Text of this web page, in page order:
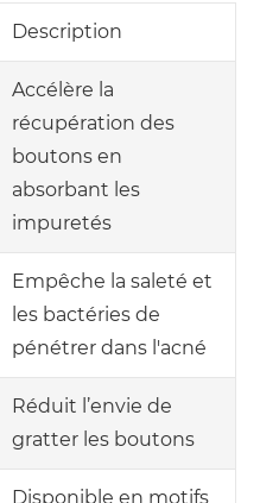
Description
Accélère la
récupération des
boutons en
absorbant les
impuretés
Empêche la saleté et
les bactéries de
pénétrer dans l'acné
Réduit l’envie de
gratter les boutons
Disponible en motifs